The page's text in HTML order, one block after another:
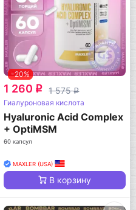
-20%
1 260 q 1 575q
Гиалуроновая кислота
Hyaluronic Acid Complex
+ OptiMSM
60 капсул
MAXLER (USA)
В корзину